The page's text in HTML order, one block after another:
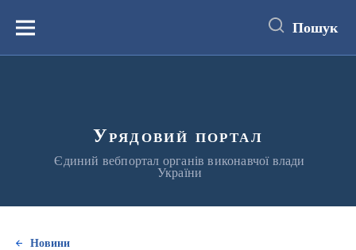
вмістуМеню Пошук
Урядовий портал
Єдиний вебпортал органів виконавчої влади
України
Новини